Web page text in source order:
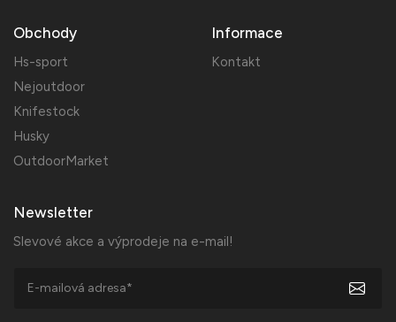
Obchody
Hs-sport
Nejoutdoor
Knifestock
Husky
OutdoorMarket
Informace
Kontakt
Newsletter
Slevové akce a výprodeje na e-mail!